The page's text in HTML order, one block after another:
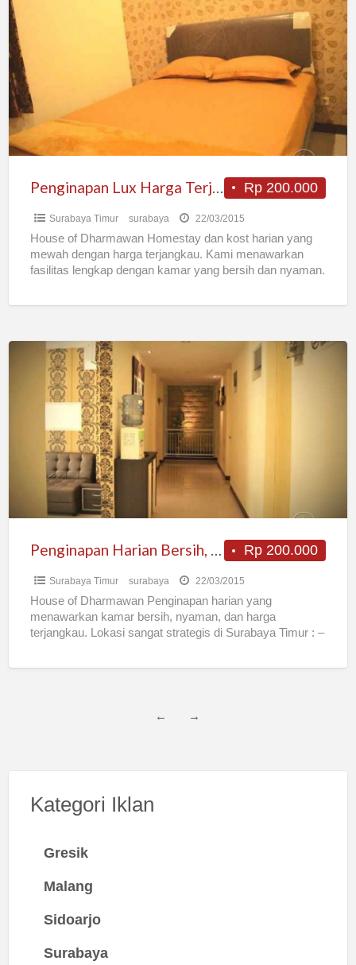
Lux
Harga
Terjangkau
Di
Surabaya
Rp 200.000
Penginapan Lux Harga Terjangkau Di Surabaya
Surabaya Timur surabaya 22/03/2015
House of Dharmawan Homestay dan kost harian yang
mewah dengan harga terjangkau. Kami menawarkan
fasilitas lengkap dengan kamar yang bersih dan nyaman.
Penginapan
Harian
Bersih,
Rp 200.000
Penginapan Harian Bersih, Nyaman, Murah
Surabaya Timur surabaya 22/03/2015
House of Dharmawan Penginapan harian yang
menawarkan kamar bersih, nyaman, dan harga
terjangkau. Lokasi sangat strategis di Surabaya Timur : –
← →
Kategori Iklan
Gresik
Malang
Sidoarjo
Surabaya